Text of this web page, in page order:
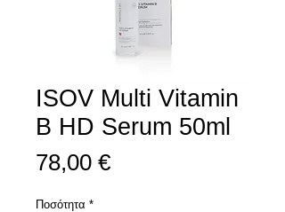
ISOV Multi Vitamin
B HD Serum 50ml
78,00 €Τιμή
Ποσότητα *